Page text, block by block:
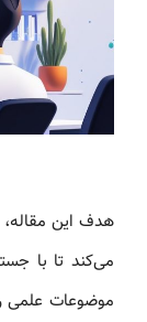
هدف این
می‌کند تا با
موضوعات علمی